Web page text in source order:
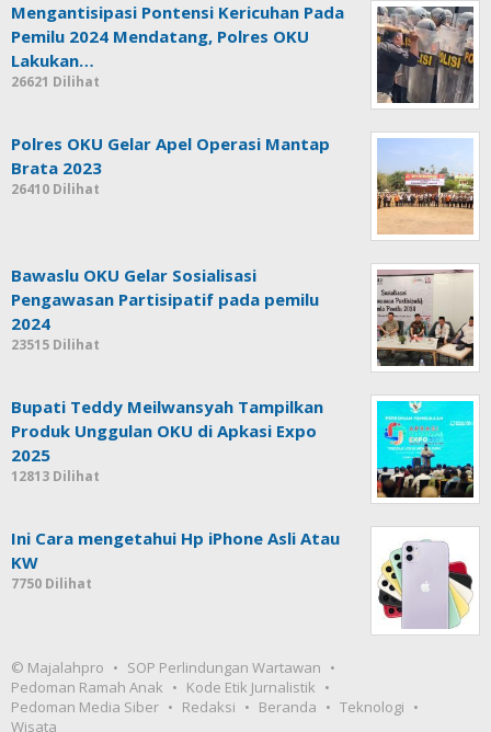
Mengantisipasi Pontensi Kericuhan Pada
Pemilu 2024 Mendatang, Polres OKU
Lakukan…
26621 Dilihat
Polres OKU Gelar Apel Operasi Mantap
Brata 2023
26410 Dilihat
Bawaslu OKU Gelar Sosialisasi
Pengawasan Partisipatif pada pemilu
2024
23515 Dilihat
Bupati Teddy Meilwansyah Tampilkan
Produk Unggulan OKU di Apkasi Expo
2025
12813 Dilihat
Ini Cara mengetahui Hp iPhone Asli Atau
KW
7750 Dilihat
© Majalahpro
SOP Perlindungan Wartawan
Pedoman Ramah Anak
Kode Etik Jurnalistik
Pedoman Media Siber
Redaksi Beranda
Teknologi
Wisata